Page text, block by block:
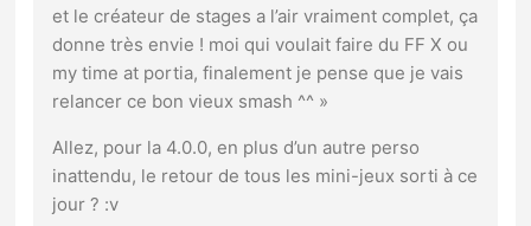
et le créateur de stages a l’air vraiment complet, ça
donne très envie ! moi qui voulait faire du FF X ou
my time at portia, finalement je pense que je vais
relancer ce bon vieux smash ^^ »
Allez, pour la 4.0.0, en plus d’un autre perso
inattendu, le retour de tous les mini-jeux sorti à ce
jour ? :v